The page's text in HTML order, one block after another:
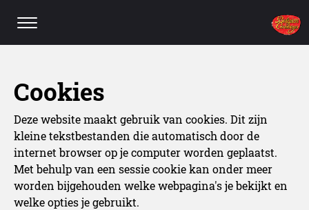
Cookies
Deze website maakt gebruik van cookies. Dit zijn
kleine tekstbestanden die automatisch door de
internet browser op je computer worden geplaatst.
Met behulp van een sessie cookie kan onder meer
worden bijgehouden welke webpagina's je bekijkt en
welke opties je gebruikt.